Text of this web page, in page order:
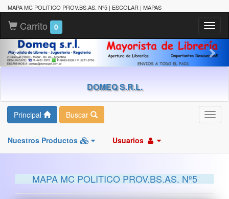
MAPA MC POLITICO PROV.BS.AS. Nº5 | ESCOLAR | MAPAS
Carrito 0
DOMEQ S.R.L.
Principal Buscar
Nuestros Productos Usuarios
MAPA MC POLITICO PROV.BS.AS. Nº5